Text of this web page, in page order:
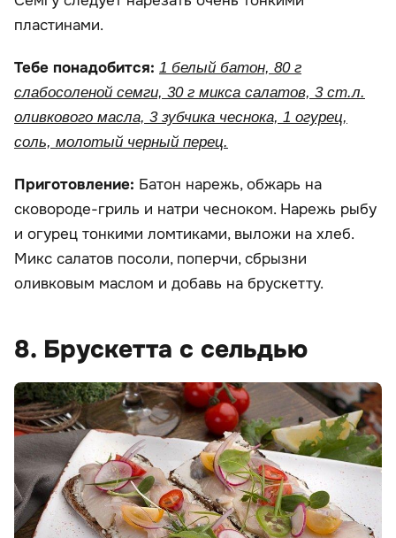
пластинами.
Тебе понадобится: 1 белый батон, 80 г
слабосоленой семги, 30 г микса салатов, 3 ст.л.
оливкового масла, 3 зубчика чеснока, 1 огурец,
соль, молотый черный перец.
Приготовление: Батон нарежь, обжарь на
сковороде-гриль и натри чесноком. Нарежь рыбу
и огурец тонкими ломтиками, выложи на хлеб.
Микс салатов посоли, поперчи, сбрызни
оливковым маслом и добавь на брускетту.
8. Брускетта с сельдью